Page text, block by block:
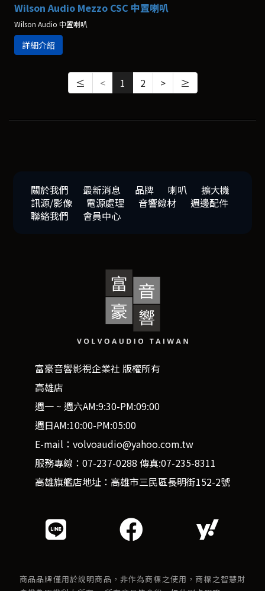
Wilson Audio Mezzo CSC 中置喇叭
Wilson Audio 中置喇叭
詳細介紹
≤ < 1 2 > ≥
關於我們 最新消息 品牌 喇叭
擴大機
訊源/影像
電源處理 音響線材
週邊配件
聯絡我們
會員中心
富豪音響影視企業社 版權所有
高雄店
週一 ~ 週六AM:9:30-PM:09:00
週日AM:10:00-PM:05:00
E-mail：volvoaudio@yahoo.com.tw
服務專線：07-237-0288 傳真:07-235-8311
高雄旗艦店地址：高雄市三民區長明街152-2號
商品品牌僅用於說明商品，非作為商標之使用，商標之智慧財